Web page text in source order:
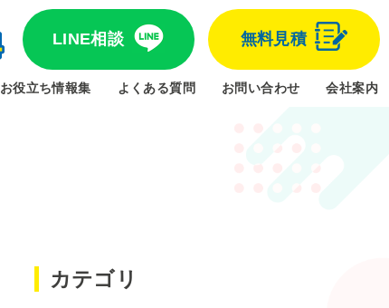
LINE相談 無料見積
お役立ち情報集 よくある質問 お問い合わせ 会社案内
カテゴリ